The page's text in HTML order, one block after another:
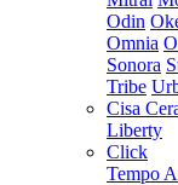
Odin
Omnia
Sonora
Tribe
Cisa
Liberty
Click
Tempo